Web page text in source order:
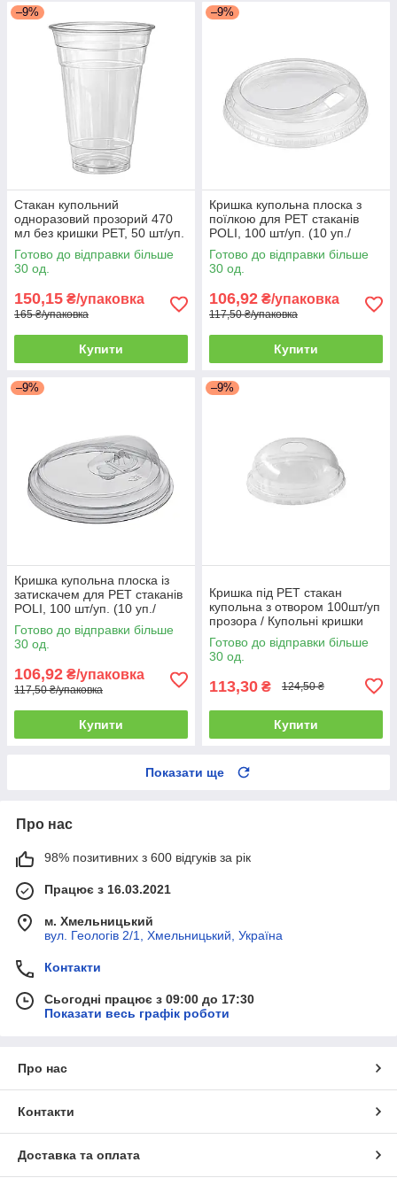
–9%
Стакан купольний
одноразовий прозорий 470
мл без кришки PET, 50 шт/уп.
(20 уп./ящик)
Готово до відправки більше
30 од.
150,15 ₴/упаковка
165 ₴/упаковка
Купити
–9%
Кришка купольна плоска з
поїлкою для PET стаканів
POLI, 100 шт/уп. (10 уп./
ящик)
Готово до відправки більше
30 од.
106,92 ₴/упаковка
117,50 ₴/упаковка
Купити
–9%
Кришка купольна плоска із
затискачем для PET стаканів
POLI, 100 шт/уп. (10 уп./
ящик)
Готово до відправки більше
30 од.
106,92 ₴/упаковка
117,50 ₴/упаковка
Купити
–9%
Кришка під PET стакан
купольна з отвором 100шт/уп
прозора / Купольні кришки
для стаканів
Готово до відправки більше
30 од.
113,30 ₴ 124,50 ₴
Купити
Показати ще
Про нас
98% позитивних з 600 відгуків за рік
Працює з 16.03.2021
м. Хмельницький
вул. Геологів 2/1, Хмельницький, Україна
Контакти
Сьогодні працює з 09:00 до 17:30
Показати весь графік роботи
Про нас
Контакти
Доставка та оплата